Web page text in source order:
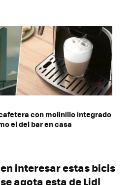
con molinillo integrado
el del bar en casa
interesar estas bicis
agota esta de Lidl